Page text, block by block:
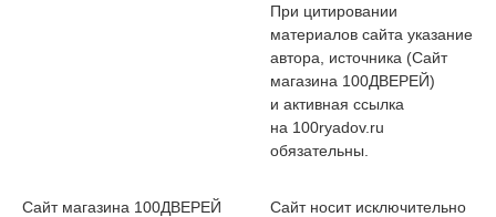
При цитировании
материалов сайта указание
автора, источника (Сайт
магазина 100ДВЕРЕЙ)
и активная ссылка
на 100ryadov.ru
обязательны.
Сайт магазина 100ДВЕРЕЙ
Сайт носит исключительно